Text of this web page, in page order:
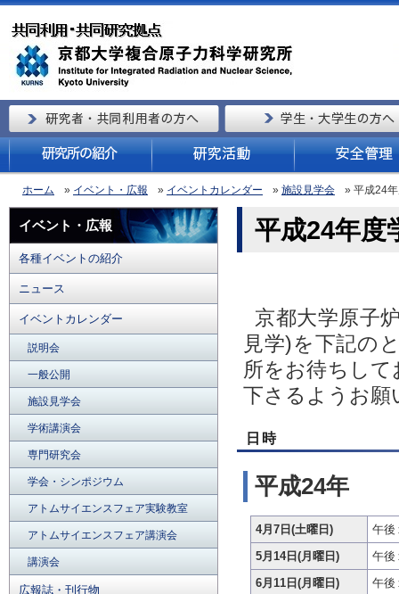
ホーム » イベント・広報 » イベントカレンダー » 施設見学会 » 平成24
イベント・広報
各種イベントの紹介
ニュース
イベントカレンダー
説明会
一般公開
施設見学会
学術講演会
専門研究会
学会・シンポジウム
アトムサイエンスフェア実験教室
アトムサイエンスフェア講演会
講演会
広報誌・刊行物
平成24年度
京都大学原子
見学)を下記の
所をお待ちし
下さるようお願
日時
平成24年
4月7日(土曜日)
午後
5月14日(月曜日)
午後
6月11日(月曜日)
午後